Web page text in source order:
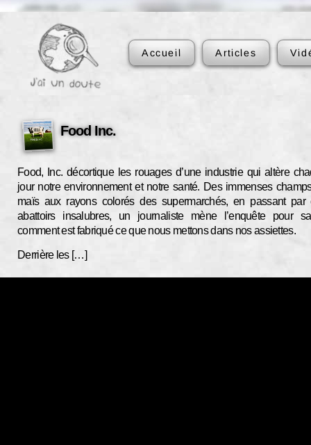
Accueil Articles
Food Inc.
Food, Inc. décortique les rouages d’une industrie qui altère
jour notre environnement et notre santé. Des immenses
maïs aux rayons colorés des supermarchés, en passant par
abattoirs insalubres, un journaliste mène l’enquête pour
comment est fabriqué ce que nous mettons dans nos assiettes.
Derrière les […]